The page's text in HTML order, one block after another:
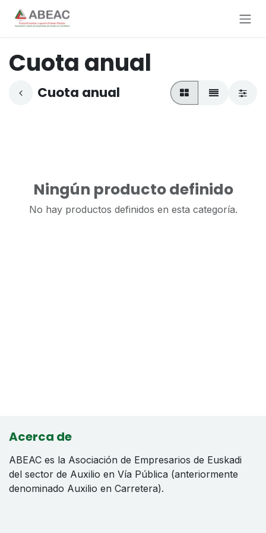
Ir al contenido
Cuota anual
Cuota anual
Ningún producto definido
No hay productos definidos en esta categoría.
Acerca de
ABEAC es la Asociación de Empresarios de Euskadi
del sector de Auxilio en Vía Pública (anteriormente
denominado Auxilio en Carretera).